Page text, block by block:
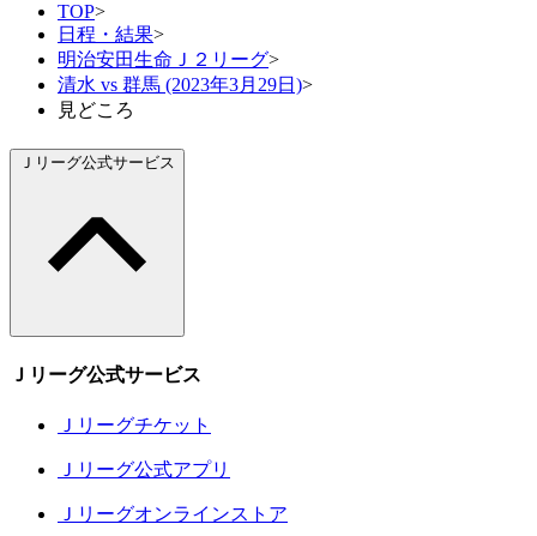
TOP>
日程・結果>
明治安田生命Ｊ２リーグ>
清水 vs 群馬 (2023年3月29日)>
見どころ
Ｊリーグ公式サービス
Ｊリーグ公式サービス
Ｊリーグチケット
Ｊリーグ公式アプリ
Ｊリーグオンラインストア